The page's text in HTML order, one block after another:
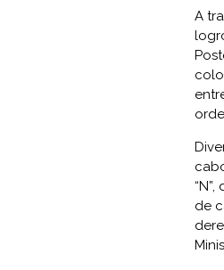
A
de